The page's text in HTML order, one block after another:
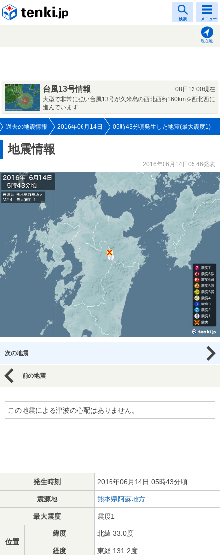
検索 メニュー
現在地
台風13号情報
08日12:00現在
大型で非常に強い台風13号が久米島の西北西約160kmを西北西に
進んでいます
過去の地震情報 2016年06月14日 05時43分頃発生した地震(最大震度1)
地震情報
2016年06月14日05:46発表
次の地震
前の地震
この地震による津波の心配はありません。
発生時刻 2016年06月14日 05時43分頃
震源地 熊本県阿蘇地方
最大震度 震度1
位置
緯度 北緯 33.0度
経度 東経 131.2度